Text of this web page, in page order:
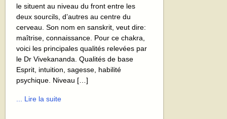
le situent au niveau du front entre les
deux sourcils, d’autres au centre du
cerveau. Son nom en sanskrit, veut dire:
maîtrise, connaissance. Pour ce chakra,
voici les principales qualités relevées par
le Dr Vivekananda. Qualités de base
Esprit, intuition, sagesse, habilité
psychique. Niveau […]
... Lire la suite